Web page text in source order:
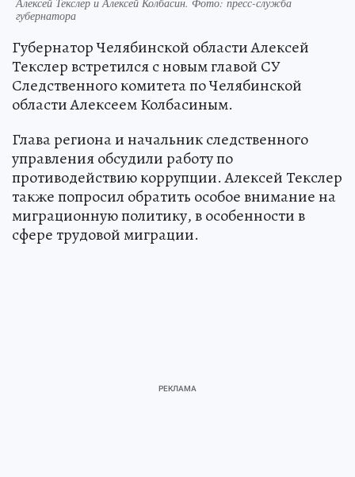
губернатора
Губернатор Челябинской области Алексей
Текслер встретился с новым главой СУ
Следственного комитета по Челябинской
области Алексеем Колбасиным.
Глава региона и начальник следственного
управления обсудили работу по
противодействию коррупции. Алексей Текслер
также попросил обратить особое внимание на
миграционную политику, в особенности в
сфере трудовой миграции.